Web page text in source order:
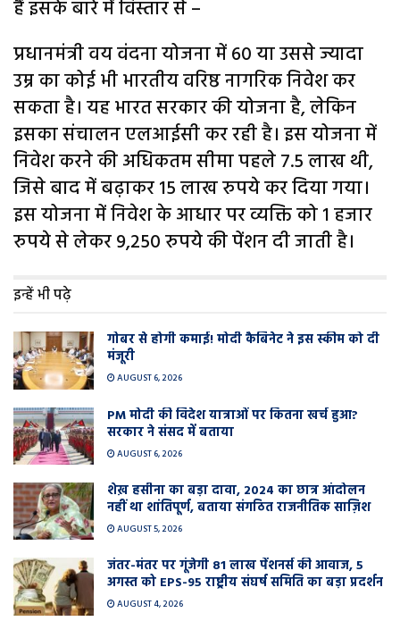
हैं इसके बारे में विस्तार से –
प्रधानमंत्री वय वंदना योजना में 60 या उससे ज्यादा
उम्र का कोई भी भारतीय वरिष्ठ नागरिक निवेश कर
सकता है। यह भारत सरकार की योजना है, लेकिन
इसका संचालन एलआईसी कर रही है। इस योजना में
निवेश करने की अधिकतम सीमा पहले 7.5 लाख थी,
जिसे बाद में बढ़ाकर 15 लाख रुपये कर दिया गया।
इस योजना में निवेश के आधार पर व्यक्ति को 1 हजार
रुपये से लेकर 9,250 रुपये की पेंशन दी जाती है।
इन्हें भी पढ़े
गोबर से होगी कमाई! मोदी कैबिनेट ने इस स्कीम को दी
मंजूरी
AUGUST 6, 2026
PM मोदी की विदेश यात्राओं पर कितना खर्च हुआ?
सरकार ने संसद में बताया
AUGUST 6, 2026
शेख़ हसीना का बड़ा दावा, 2024 का छात्र आंदोलन
नहीं था शांतिपूर्ण, बताया संगठित राजनीतिक साज़िश
AUGUST 5, 2026
जंतर-मंतर पर गूंजेगी 81 लाख पेंशनर्स की आवाज, 5
अगस्त को EPS-95 राष्ट्रीय संघर्ष समिति का बड़ा प्रदर्शन
AUGUST 4, 2026